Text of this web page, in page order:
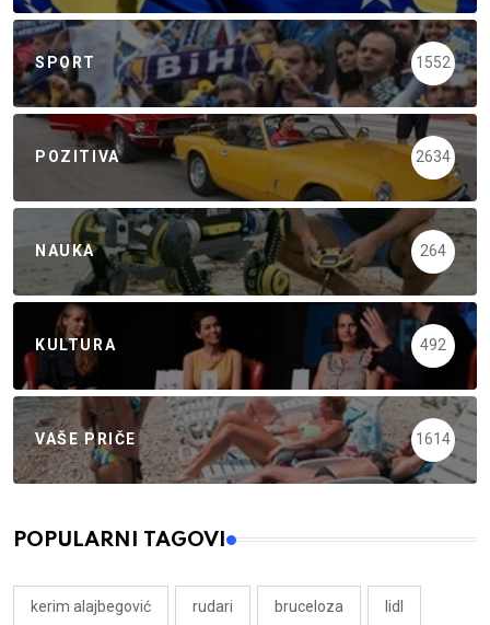
SPORT 1552
POZITIVA 2634
NAUKA 264
KULTURA 492
VAŠE PRIČE 1614
POPULARNI TAGOVI
kerim alajbegović rudari bruceloza lidl